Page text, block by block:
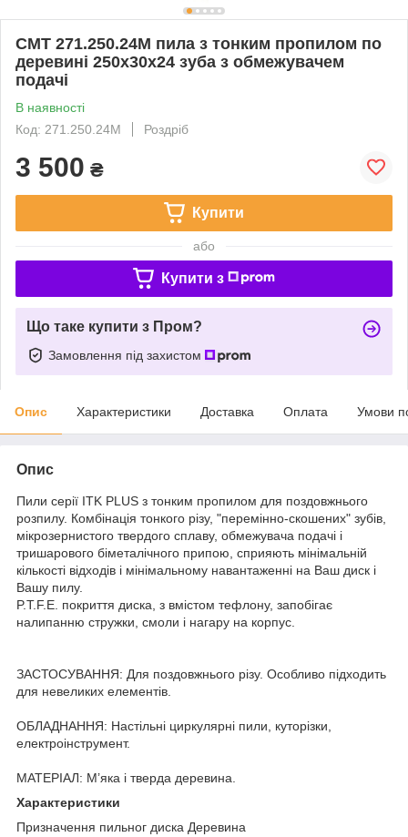
СМТ 271.250.24M пила з тонким пропилом по
деревині 250х30х24 зуба з обмежувачем
подачі
В наявності
Код: 271.250.24M
Роздріб
3 500 ₴
Купити
або
Купити з
Що таке купити з Пром?
Замовлення під захистом
Опис Характеристики Доставка Оплата Умови
Опис
Пили серії ITK PLUS з тонким пропилом для поздовжнього
розпилу. Комбінація тонкого різу, "перемінно-скошених" зубів,
мікрозернистого твердого сплаву, обмежувача подачі і
тришарового біметалічного припою, сприяють мінімальній
кількості відходів і мінімальному навантаженні на Ваш диск і
Вашу пилу.
P.T.F.E. покриття диска, з вмістом тефлону, запобігає
налипанню стружки, смоли і нагару на корпус.
ЗАСТОСУВАННЯ: Для поздовжнього різу. Особливо підходить
для невеликих елементів.
ОБЛАДНАННЯ: Настільні циркулярні пили, куторізки,
електроінструмент.
МАТЕРІАЛ: М’яка і тверда деревина.
Характеристики
Призначення пильног диска Деревина